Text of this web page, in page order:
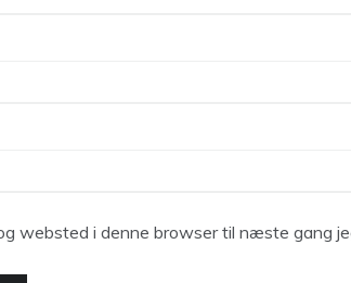
websted i denne browser til næste gang